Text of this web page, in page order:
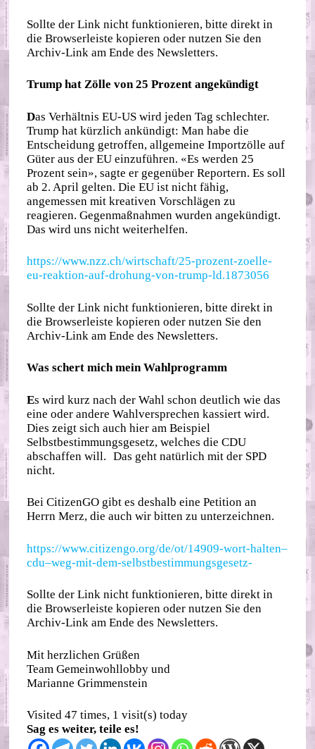
Sollte der Link nicht funktionieren, bitte direkt in
die Browserleiste kopieren oder nutzen Sie den
Archiv-Link am Ende des Newsletters.
Trump hat Zölle von 25 Prozent angekündigt
Das Verhältnis EU-US wird jeden Tag schlechter.
Trump hat kürzlich ankündigt: Man habe die
Entscheidung getroffen, allgemeine Importzölle auf
Güter aus der EU einzuführen. «Es werden 25
Prozent sein», sagte er gegenüber Reportern. Es soll
ab 2. April gelten. Die EU ist nicht fähig,
angemessen mit kreativen Vorschlägen zu
reagieren. Gegenmaßnahmen wurden angekündigt.
Das wird uns nicht weiterhelfen.
https://www.nzz.ch/wirtschaft/25-prozent-zoelle-
eu-reaktion-auf-drohung-von-trump-ld.1873056
Sollte der Link nicht funktionieren, bitte direkt in
die Browserleiste kopieren oder nutzen Sie den
Archiv-Link am Ende des Newsletters.
Was schert mich mein Wahlprogramm
Es wird kurz nach der Wahl schon deutlich wie das
eine oder andere Wahlversprechen kassiert wird.
Dies zeigt sich auch hier am Beispiel
Selbstbestimmungsgesetz, welches die CDU
abschaffen will. Das geht natürlich mit der SPD
nicht.
Bei CitizenGO gibt es deshalb eine Petition an
Herrn Merz, die auch wir bitten zu unterzeichnen.
https://www.citizengo.org/de/ot/14909-wort-halten–
cdu–weg-mit-dem-selbstbestimmungsgesetz-
Sollte der Link nicht funktionieren, bitte direkt in
die Browserleiste kopieren oder nutzen Sie den
Archiv-Link am Ende des Newsletters.
Mit herzlichen Grüßen
Team Gemeinwohllobby und
Marianne Grimmenstein
Visited 47 times, 1 visit(s) today
Sag es weiter, teile es!